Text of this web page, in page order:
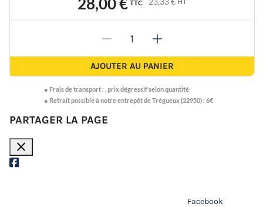
TTC
- +
AJOUTER AU PANIER
● Frais de transport : prix dégressif selon quantité
● Retrait possible à notre entrepôt de Trégueux (22950) : 6€
PARTAGER LA PAGE
close
Facebook